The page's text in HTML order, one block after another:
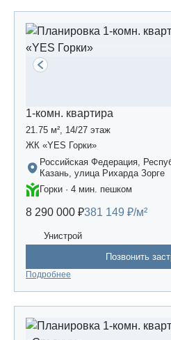
1-комн. квартира
21.75 м², 14/27 этаж
ЖК «YES Горки»
Российская Федерация,
Казань, улица Рихарда Зорге
Горки · 4 мин. пешком
8 290 000 ₽381 149 ₽/м²
Унистрой
Позвонить
Подробнее